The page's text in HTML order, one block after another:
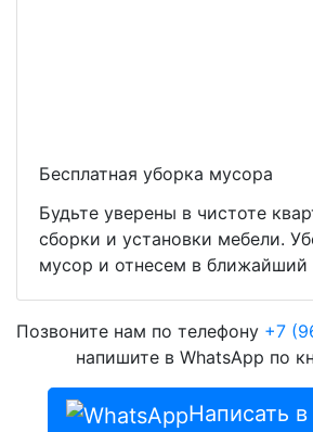
Бесплатная уборка мусора
Будьте уверены в чистоте
сборки и установки мебели.
мусор и отнесем в ближайший
Позвоните нам по телефону +7
напишите в WhatsApp по
Написать